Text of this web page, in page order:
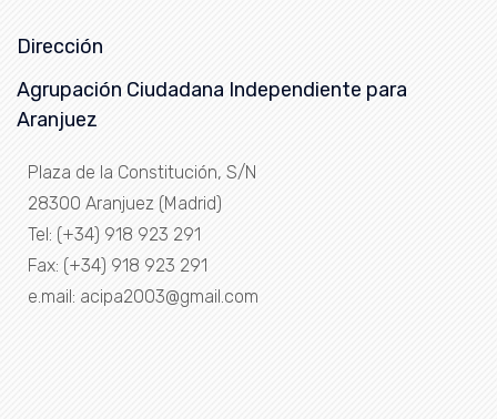
Dirección
Agrupación Ciudadana Independiente para
Aranjuez
Plaza de la Constitución, S/N
28300 Aranjuez (Madrid)
Tel: (+34) 918 923 291
Fax: (+34) 918 923 291
e.mail: acipa2003@gmail.com